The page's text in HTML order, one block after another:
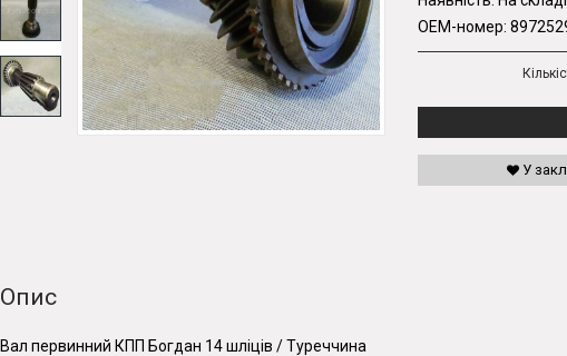
OEM-номер:
У
Опис
Вал первинний КПП Богдан 14 шліців / Туреччина